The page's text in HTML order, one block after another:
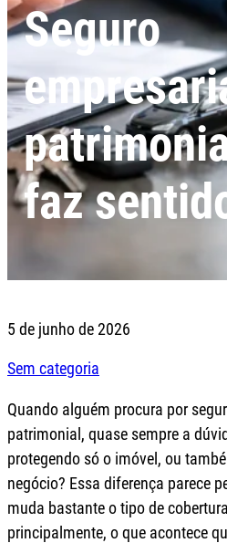
Seguro
faz
5 de junho de 2026
Sem categoria
Quando alguém procura por
patrimonial, quase sempre a
protegendo só o imóvel, ou
negócio? Essa diferença parece
muda bastante o tipo de
principalmente, o que acontece